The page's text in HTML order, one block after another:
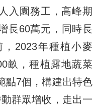
入園務工，高峰期
長60萬元，同時長
2023年種植小麥
畝，種植露地蔬菜
點7個，構建出特色
群眾增收，走出一